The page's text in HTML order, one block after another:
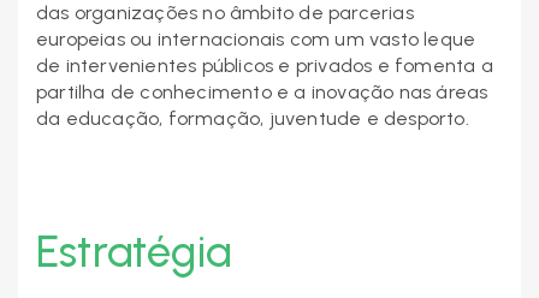
das organizações no âmbito de parcerias
europeias ou internacionais com um vasto leque
de intervenientes públicos e privados e fomenta a
partilha de conhecimento e a inovação nas áreas
da educação, formação, juventude e desporto.
Estratégia